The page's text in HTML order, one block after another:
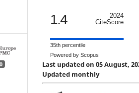
0
1.4
2024
CiteScore
35th percentile
Powered by Scopus
Last updated on 05 August,
Updated monthly